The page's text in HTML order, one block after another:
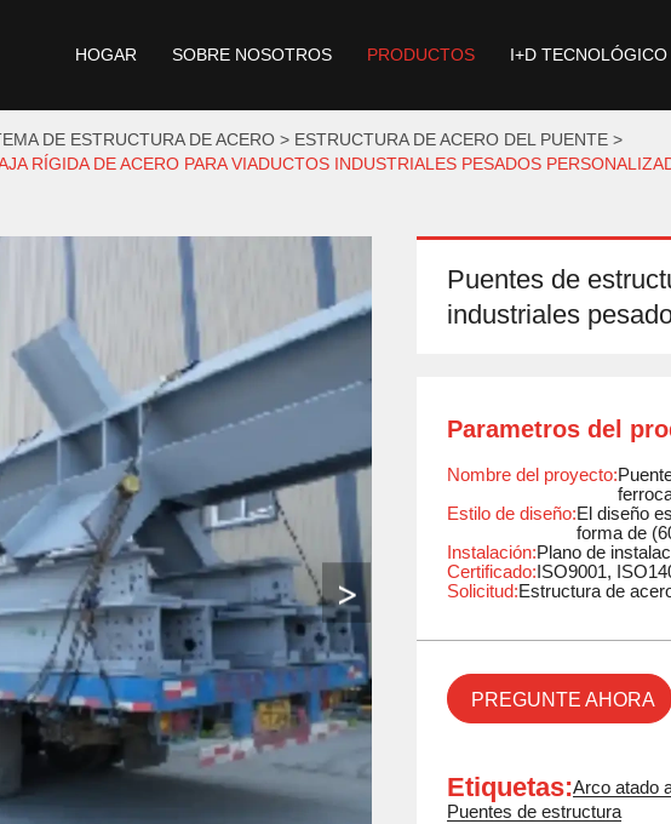
HOGAR SOBRE NOSOTROS PRODUCTOS I+D TECNOLÓGICO
DE ESTRUCTURA DE ACERO
ESTRUCTURA DE ACERO DEL PUENTE
RÍGIDA DE ACERO PARA VIADUCTOS INDUSTRIALES PESADOS
Puentes de
industriales
Parametros del
Nombre del proyecto:
Estilo de diseño:El diseño
forma de
Instalación:Plano de
Certificado: ISO9001,
Solicitud:Estructura de
PREGUNTE AHORA
Etiquetas:Arco atado
Puentes de estructura